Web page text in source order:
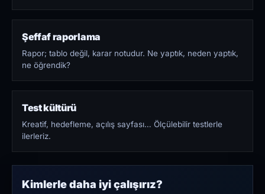
Şeffaf raporlama
Rapor; tablo değil, karar notudur. Ne yaptık, neden yaptık,
ne öğrendik?
Test kültürü
Kreatif, hedefleme, açılış sayfası… Ölçülebilir testlerle
ilerleriz.
Kimlerle daha iyi çalışırız?